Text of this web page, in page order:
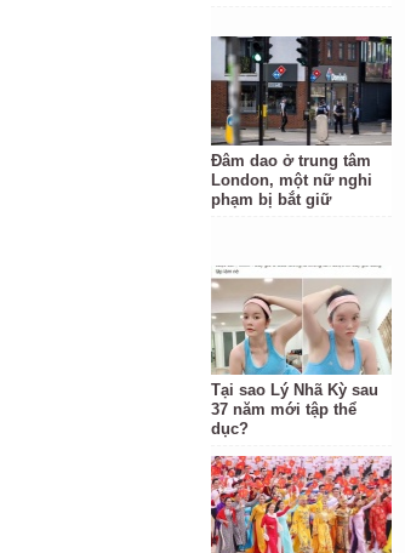
Đâm dao ở trung tâm
London, một nữ nghi
phạm bị bắt giữ
Tại sao Lý Nhã Kỳ sau
37 năm mới tập thể
dục?